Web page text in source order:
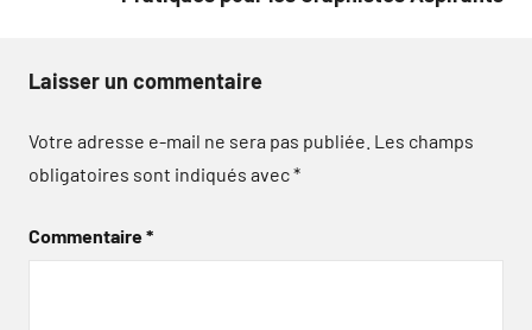
Laisser un commentaire
Votre adresse e-mail ne sera pas publiée. Les champs
obligatoires sont indiqués avec*
Commentaire*